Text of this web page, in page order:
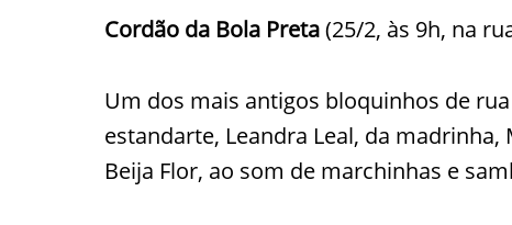
Cordão da Bola Preta(25/2, às 9h, na
Um dos mais antigos bloquinhos de
estandarte, Leandra Leal, da
Beija Flor, ao som de marchinhas e